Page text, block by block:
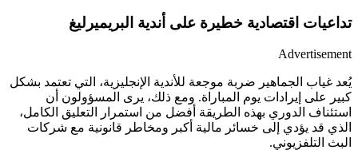
تداعيات اقتصادية خطيرة على أندية البريميرليغ
Advertisement
يُعد غياب الجماهير ضربة موجعة للأندية الإنجليزية، التي تعتمد بشكل
كبير على إيرادات يوم المباراة. ومع ذلك، يرى المسؤولون أن
استئناف الدوري بهذه الطريقة أفضل من استمرار التعليق الكامل،
الذي قد يؤدي إلى خسائر مالية أكبر ومخاطر قانونية مع شركات
البث التلفزيوني.